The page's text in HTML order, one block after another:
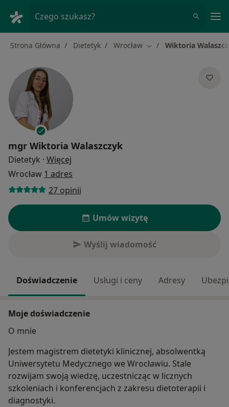
Czego szukasz?
Strona Główna Dietetyk Wrocław Zmień miasto
Wiktoria
mgr Wiktoria Walaszczyk
Dietetyk · Więcej
Wrocław 1 adres
27 opinii
Umów wizytę
Wyślij wiadomość
Doświadczenie Usługi i ceny Adresy
Moje doświadczenie
O mnie
Jestem magistrem dietetyki klinicznej, absolwentką
Uniwersytetu Medycznego we Wrocławiu. Stale
rozwijam swoją wiedzę, uczestnicząc w licznych
szkoleniach i konferencjach z zakresu dietoterapii i
diagnostyki.